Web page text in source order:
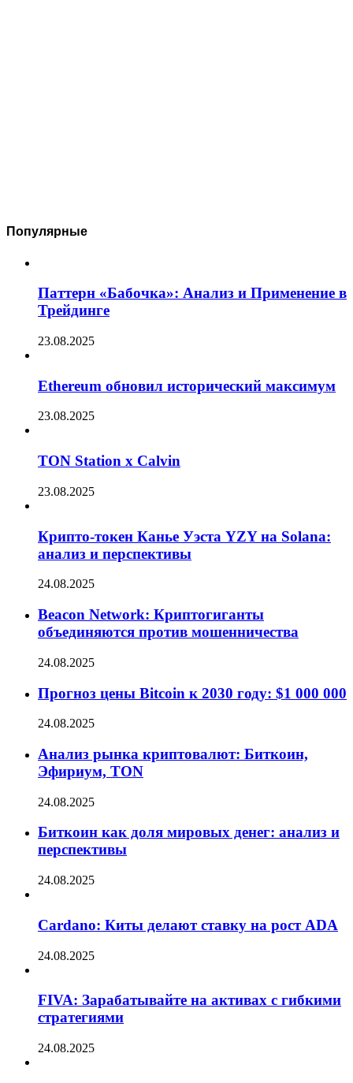
Популярные
Паттерн «Бабочка»: Анализ и Применение в
Трейдинге
23.08.2025
Ethereum обновил исторический максимум
23.08.2025
TON Station x Calvin
23.08.2025
Крипто-токен Канье Уэста YZY на Solana:
анализ и перспективы
24.08.2025
Beacon Network: Криптогиганты
объединяются против мошенничества
24.08.2025
Прогноз цены Bitcoin к 2030 году: $1 000 000
24.08.2025
Анализ рынка криптовалют: Биткоин,
Эфириум, TON
24.08.2025
Биткоин как доля мировых денег: анализ и
перспективы
24.08.2025
Cardano: Киты делают ставку на рост ADA
24.08.2025
FIVA: Зарабатывайте на активах с гибкими
стратегиями
24.08.2025